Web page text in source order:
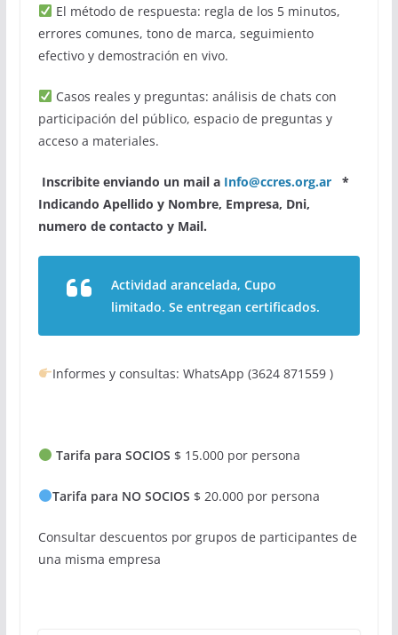
El método de respuesta: regla de los 5 minutos,
errores comunes, tono de marca, seguimiento
efectivo y demostración en vivo.
Casos reales y preguntas: análisis de chats con
participación del público, espacio de preguntas y
acceso a materiales.
Inscribite enviando un mail a Info@ccres.org.ar*
Indicando Apellido y Nombre, Empresa, Dni,
numero de contacto y Mail.
Actividad arancelada, Cupo
limitado. Se entregan certificados.
Informes y consultas: WhatsApp (3624 871559 )
Tarifa para SOCIOS $ 15.000 por persona
Tarifa para NO SOCIOS $ 20.000 por persona
Consultar descuentos por grupos de participantes de
una misma empresa